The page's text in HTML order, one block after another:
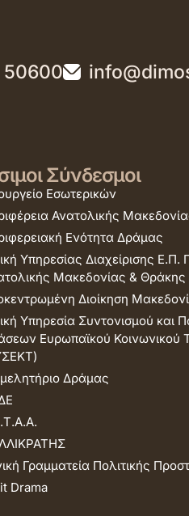
50600
Σύνδεσμοι
Εσωτερικών
Ανατολικής
Ενότητα Δράμας
Υπηρεσίας Διαχείρισης Ε.Π.
Μακεδονίας & Θράκης
Διοίκηση
Υπηρεσία Συντονισμού και
Ευρωπαϊκού Κοινωνικού
Δράμας
Γραμματεία Πολιτικής
Drama